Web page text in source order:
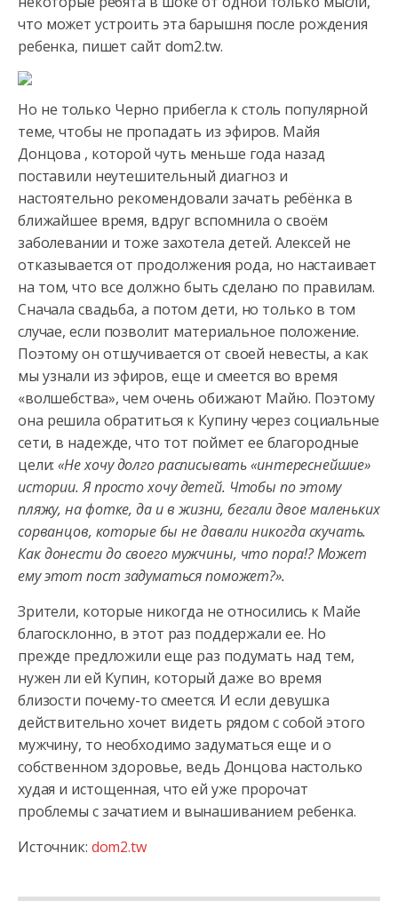
что может устроить эта барышня после рождения
ребенка, пишет сайт dom2.tw.
Но не только Черно прибегла к столь популярной
теме, чтобы не пропадать из эфиров. Майя
Донцова , которой чуть меньше года назад
поставили неутешительный диагноз и
настоятельно рекомендовали зачать ребёнка в
ближайшее время, вдруг вспомнила о своём
заболевании и тоже захотела детей. Алексей не
отказывается от продолжения рода, но настаивает
на том, что все должно быть сделано по правилам.
Сначала свадьба, а потом дети, но только в том
случае, если позволит материальное положение.
Поэтому он отшучивается от своей невесты, а как
мы узнали из эфиров, еще и смеется во время
«волшебства», чем очень обижают Майю. Поэтому
она решила обратиться к Купину через социальные
сети, в надежде, что тот поймет ее благородные
цели:«Не хочу долго расписывать «интереснейшие»
истории. Я просто хочу детей. Чтобы по этому
пляжу, на фотке, да и в жизни, бегали двое маленьких
сорванцов, которые бы не давали никогда скучать.
Как донести до своего мужчины, что пора!? Может
ему этот пост задуматься поможет?».
Зрители, которые никогда не относились к Майе
благосклонно, в этот раз поддержали ее. Но
прежде предложили еще раз подумать над тем,
нужен ли ей Купин, который даже во время
близости почему-то смеется. И если девушка
действительно хочет видеть рядом с собой этого
мужчину, то необходимо задуматься еще и о
собственном здоровье, ведь Донцова настолько
худая и истощенная, что ей уже пророчат
проблемы с зачатием и вынашиванием ребенка.
Источник: dom2.tw